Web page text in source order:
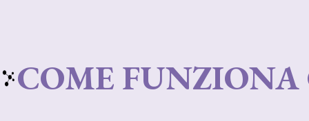
COME FUNZIONA